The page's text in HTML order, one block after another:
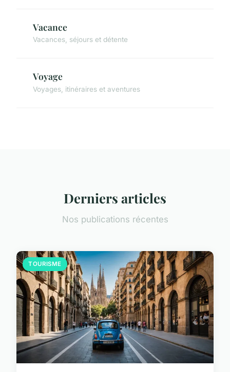
Vacance
Vacances, séjours et détente
Voyage
Voyages, itinéraires et aventures
Derniers articles
Nos publications récentes
TOURISME